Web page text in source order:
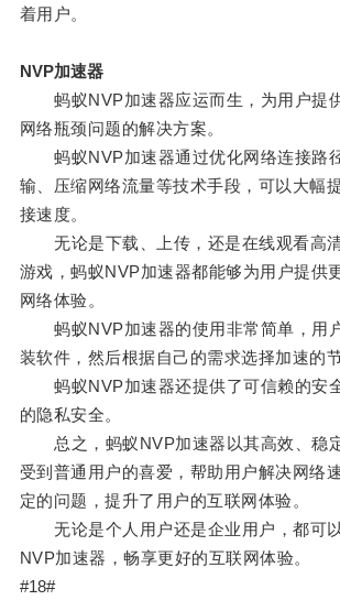
着用户。
NVP加速器
蚂蚁NVP加速器应运而生，为用户提
网络瓶颈问题的解决方案。
蚂蚁NVP加速器通过优化网络连接路
输、压缩网络流量等技术手段，可以大幅
接速度。
无论是下载、上传，还是在线观看高
游戏，蚂蚁NVP加速器都能够为用户提供
网络体验。
蚂蚁NVP加速器的使用非常简单，用
装软件，然后根据自己的需求选择加速的
蚂蚁NVP加速器还提供了可信赖的安
的隐私安全。
总之，蚂蚁NVP加速器以其高效、稳
受到普通用户的喜爱，帮助用户解决网络
定的问题，提升了用户的互联网体验。
无论是个人用户还是企业用户，都可
NVP加速器，畅享更好的互联网体验。
#18#